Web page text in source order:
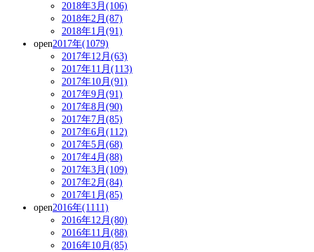
2018年3月(106)
2018年2月(87)
2018年1月(91)
open2017年(1079)
2017年12月(63)
2017年11月(113)
2017年10月(91)
2017年9月(91)
2017年8月(90)
2017年7月(85)
2017年6月(112)
2017年5月(68)
2017年4月(88)
2017年3月(109)
2017年2月(84)
2017年1月(85)
open2016年(1111)
2016年12月(80)
2016年11月(88)
2016年10月(85)